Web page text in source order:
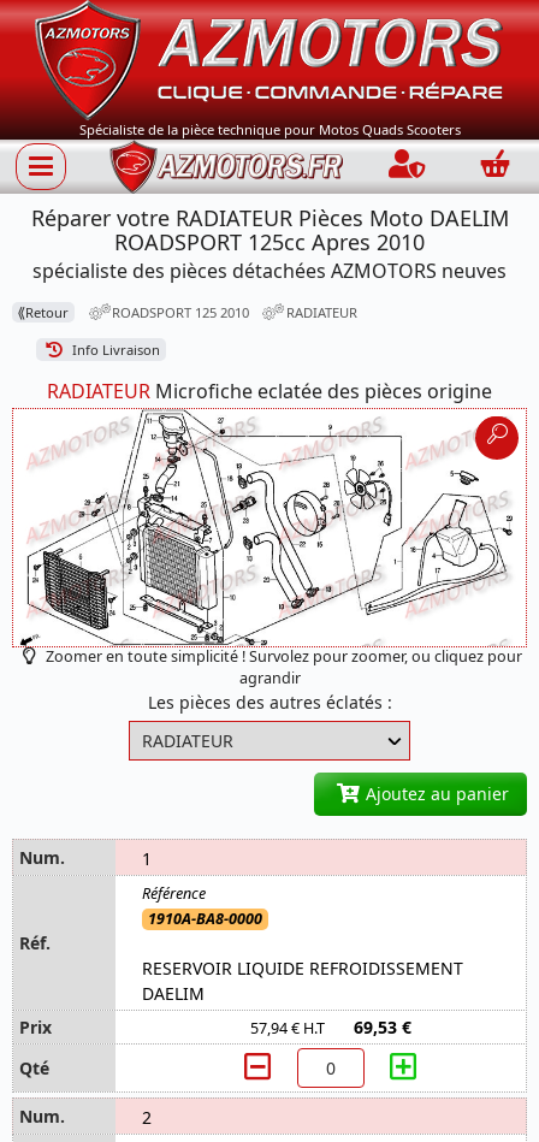
Spécialiste de la pièce technique pour Motos Quads Scooters
Connection
Réparer votre RADIATEUR Pièces Moto DAELIM
ROADSPORT 125cc Apres 2010
spécialiste des pièces détachées AZMOTORS neuves
⟪Retour ROADSPORT 125 2010 RADIATEUR
Info Livraison
RADIATEUR Microfiche eclatée des pièces origine
Zoomer en toute simplicité ! Survolez pour zoomer, ou cliquez pour
agrandir
Les pièces des autres éclatés :
Ajoutez au panier
1
1910A-BA8-0000
RESERVOIR LIQUIDE REFROIDISSEMENT
DAELIM
57,94 € H.T 69,53 €
2